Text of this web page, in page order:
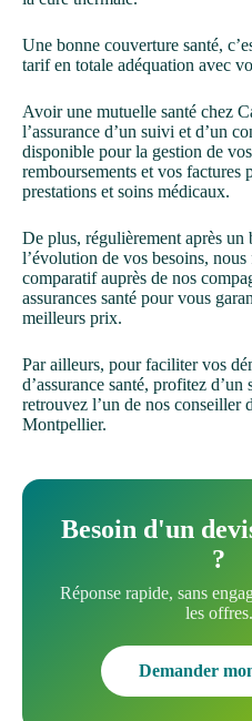
Une bonne couverture santé,
tarif en totale adéquation avec
Avoir une mutuelle santé chez
l’assurance d’un suivi et d’un
disponible pour la gestion de
remboursements et vos factures
prestations et soins médicaux.
De plus, régulièrement après un
l’évolution de vos besoins,
comparatif auprès de nos
assurances santé pour vous
meilleurs prix.
Par ailleurs, pour faciliter vos
d’assurance santé, profitez
retrouvez l’un de nos conseiller
Montpellier.
Besoin d'un
?
Réponse rapide, sans
les offres.
Demander